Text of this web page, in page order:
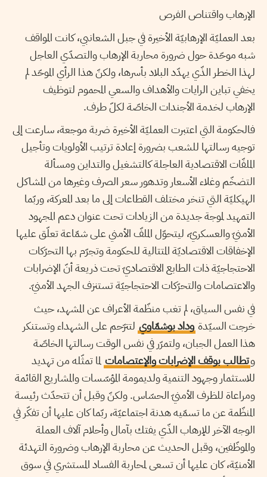
الإرهاب واقتناص الفرص
بعد العمليّة الإرهابيّة الأخيرة في جبل الشعانبي، كانت المواقف
شبه موحّدة حول ضرورة محاربة الإرهاب والتصدّي العاجل
لهذا الخطر الذّي يهدّد البلاد بأسرها، ولكنّ هذا الرأي الموحّد لم
يخفي تباين الرايات والأهداف والسعي المحموم لتوظيف
الإرهاب لخدمة الأجندات الخاصّة لكلّ طرف.
فالحكومة التي اعتبرت العمليّة الأخيرة ضربة موجعة، سارعت إلى
توجيه رسالتها للشعب بضرورة إعادة ترتيب الأولويات وتأجيل
الملفّات الاقتصادية العاجلة كالتشغيل والتداين ومسألة
التضخّم وغلاء الأسعار وتدهور سعر الصرف وغيرها من المشاكل
الهيكليّة التي تنخر مختلف القطاعات إلى ما بعد المعركة، وربّما
التمهيد لموجة جديدة من الزيادات تحت عنوان دعم المجهود
الأمنيّ والعسكريّ، ليتحوّل الملفّ الأمني على شمّاعة تعلّق عليها
الإخفاقات الاقتصاديّة المتتالية للحكومة وتجرّم بها التحرّكات
الاحتجاجيّة ذات الطابع الاقتصاديّ تحت ذريعة أنّ الإضرابات
والاعتصامات والتحرّكات الاحتجاجيّة تستنزف الجهد الأمنيّ.
في نفس السياق، لم تغب منظّمة الأعراف عن المشهد، حيث
خرجت السيّدة وداد بوشمّاوي لتترّحم على الشهداء وتستنكر
هذا العمل الجبان، ولتمرّر في نفس الوقت رسالتها الخاصّة
وتطالب بوقف الإضرابات والإعتصامات لما تمثّله من تهديد
للاستثمار وجهود التنمية ولديمومة المؤسّسات والمشاريع القائمة
ومراعاة للظرف الأمنيّ الحسّاس. ولكنّ وقبل أن تتحدّث رئيسة
المنظّمة عن ما تسمّيه هدنة اجتماعيّة، ربّما كان عليها أن تفكّر في
الوجه الآخر للإرهاب الذّي يفتك بآمال وأحلام آلاف العملة
والموظّفين، وقبل الحديث عن محاربة الإرهاب وضرورة التهدئة
الأمنيّة، كان عليها أن تسعى لمحاربة الفساد المستشري في سوق